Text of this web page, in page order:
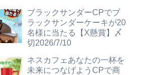
ブラックサンダーCPでブ
ラックサンダーケーキが20
名様に当たる【X懸賞】〆
切2026/7/10
ネスカフェあなたの一杯を
未来につなげようCPで商